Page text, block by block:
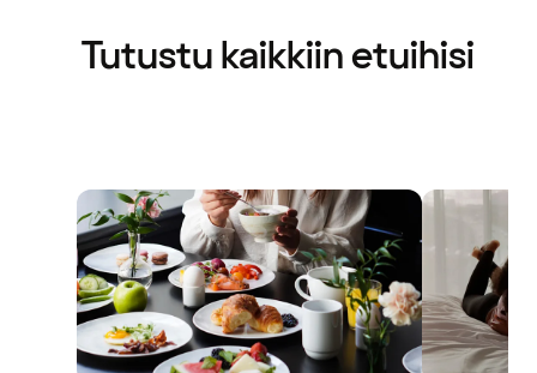
Tutustu kaikkiin etuihisi